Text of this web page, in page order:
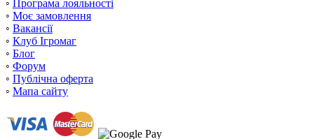
◦ Програма лояльності
◦ Моє замовлення
◦ Вакансії
◦ Клуб Ігромаг
◦ Блог
◦ Форум
◦ Публічна оферта
◦ Мапа сайту